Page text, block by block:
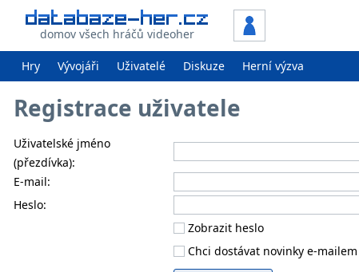
domov všech hráčů videoher
Hry Vývojáři Uživatelé Diskuze Herní výzva
Registrace uživatele
Uživatelské jméno
(přezdívka):
E-mail:
Heslo:
Zobrazit heslo
Chci dostávat novinky e-mailem